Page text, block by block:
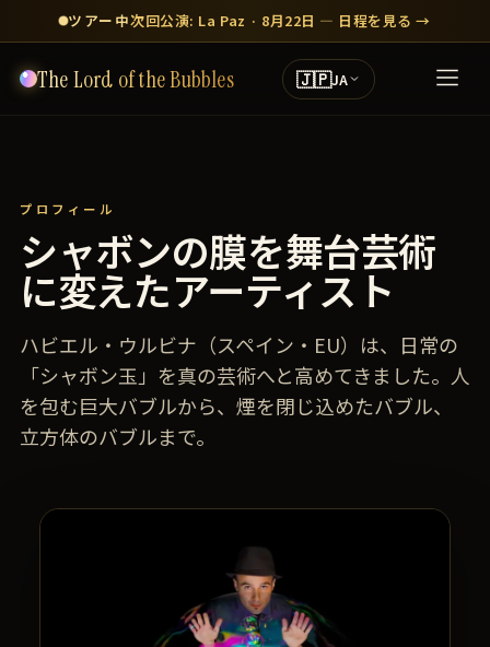
ツアー中次回公演: La Paz · 8月22日 — 日程を見る →
The Lord of the Bubbles 🇯🇵JA
プロフィール
シャボンの膜を舞台芸術
に変えたアーティスト
ハビエル・ウルビナ（スペイン・EU）は、日常の
「シャボン玉」を真の芸術へと高めてきました。人
を包む巨大バブルから、煙を閉じ込めたバブル、
立方体のバブルまで。